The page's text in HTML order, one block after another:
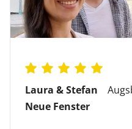
Laura & Stefan
Neue Fenster